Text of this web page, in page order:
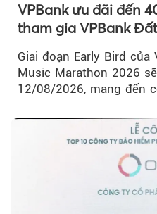
VPBank ưu đãi đến
tham gia VPBank
Giai đoạn Early Bird của
Music Marathon 2026
12/08/2026, mang đến